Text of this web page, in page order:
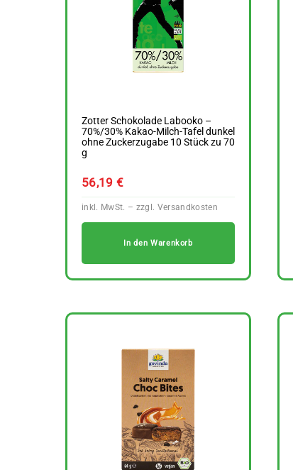
Zotter Schokolade Labooko –
70%/30% Kakao-Milch-Tafel dunkel
ohne Zuckerzugabe 10 Stück zu 70
g
56,19€
In den Warenkorb